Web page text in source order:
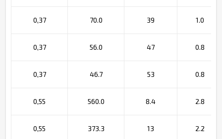
0,37 70.0 39 1.0
0,37 56.0 47 0.8
0,37 46.7 53 0.8
0,55 560.0 8.4 2.8
0,55 373.3 13 2.2